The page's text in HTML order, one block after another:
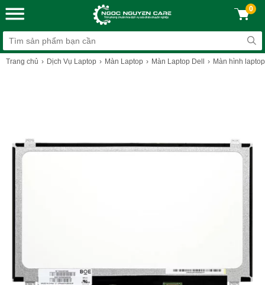
0
Trang chủ Dịch Vụ Laptop Màn Laptop Màn Laptop Dell Màn hình